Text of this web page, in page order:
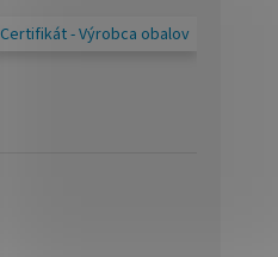
Certifikát - Výrobca obalov